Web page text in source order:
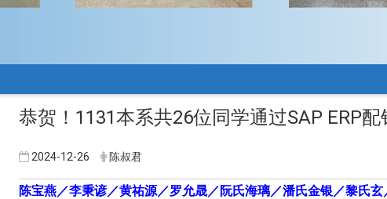
恭贺！1131本系共26位同学通过SAP ERP
2024-12-26 陈叔君
陈宝燕／李秉谚／黄祐源／罗允晟／阮氏海璃／潘氏金银／黎氏玄